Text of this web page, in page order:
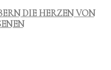
DIE HERZEN VON